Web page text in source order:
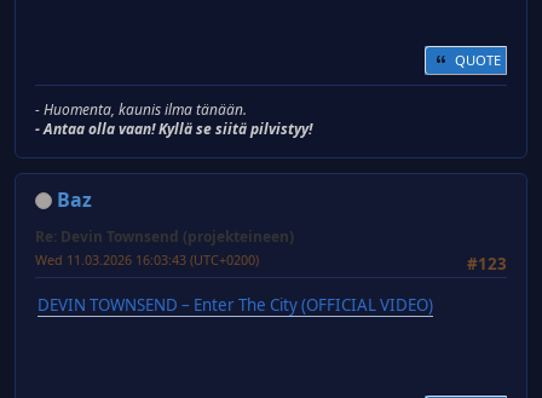
QUOTE
- Huomenta, kaunis ilma tänään.
- Antaa olla vaan! Kyllä se siitä pilvistyy!
Baz
Re: Devin Townsend (projekteineen)
#123
Wed 11.03.2026 16:03:43 (UTC+0200)
DEVIN TOWNSEND – Enter The City (OFFICIAL VIDEO)